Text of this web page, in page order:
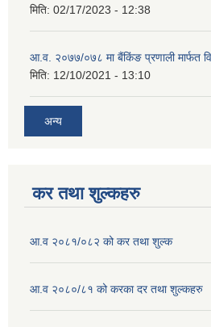
मिति: 02/17/2023 - 12:38
आ.व. २०७७/०७८ मा बैंकिंङ प्रणाली मार्फत
मिति: 12/10/2021 - 13:10
अन्य
कर तथा शुल्कहरु
आ.व २०८१/०८२ को कर तथा शुल्क
आ.व २०८०/८१ को करका दर तथा शुल्कहरु